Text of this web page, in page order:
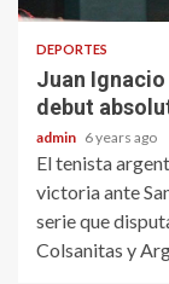
DEPORTES
Juan
debut
admin 6 years ago
El tenista
victoria ante
serie que
Colsanitas y